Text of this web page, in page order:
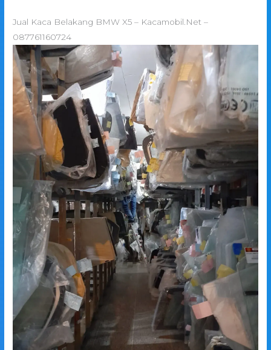
Jual Kaca Belakang BMW X5 – Kacamobil.Net –
087761160724